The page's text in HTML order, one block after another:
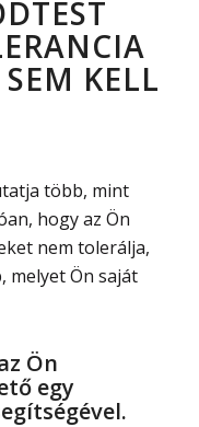
KELL
több, mint
hogy az Ön
nem tolerálja,
melyet Ön saját
Ön
egy